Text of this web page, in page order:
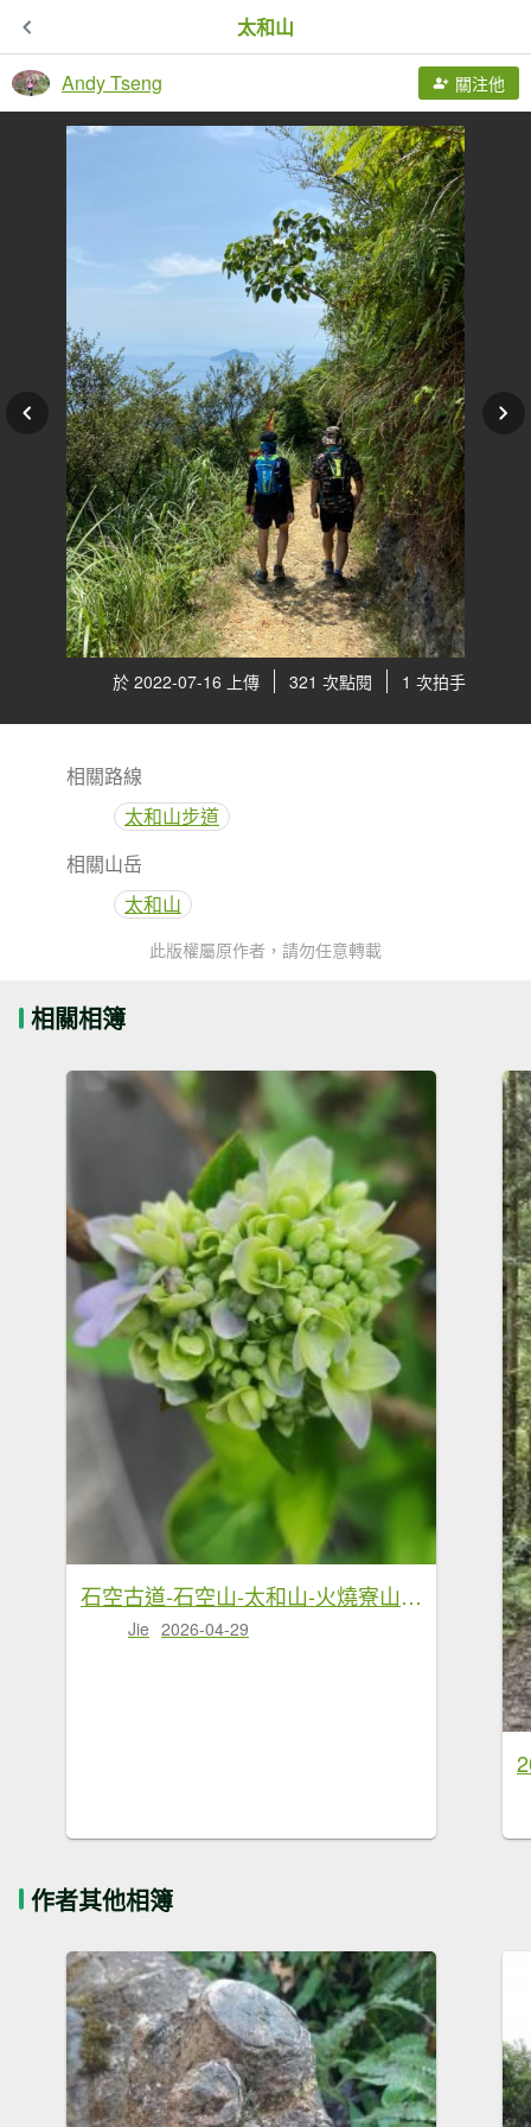
太和山
Andy Tseng 關注他
於 2022-07-16 上傳 321 次點閱 1 次拍手
相關路線
太和山步道
相關山岳
太和山
此版權屬原作者，請勿任意轉載
相關相簿
石空古道-石空山-太和山-火燒寮山-伯朗城堡-外澳車站
Jie 2026-04-29
作者其他相簿